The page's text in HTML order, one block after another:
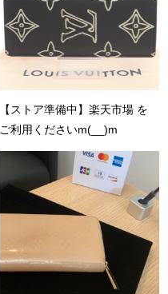
【ストア準備中】楽天市場 を
ご利用くださいm(__)m